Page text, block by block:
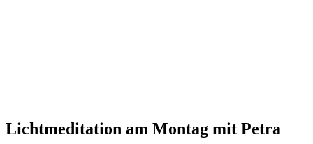
Lichtmeditation am Montag mit Petra